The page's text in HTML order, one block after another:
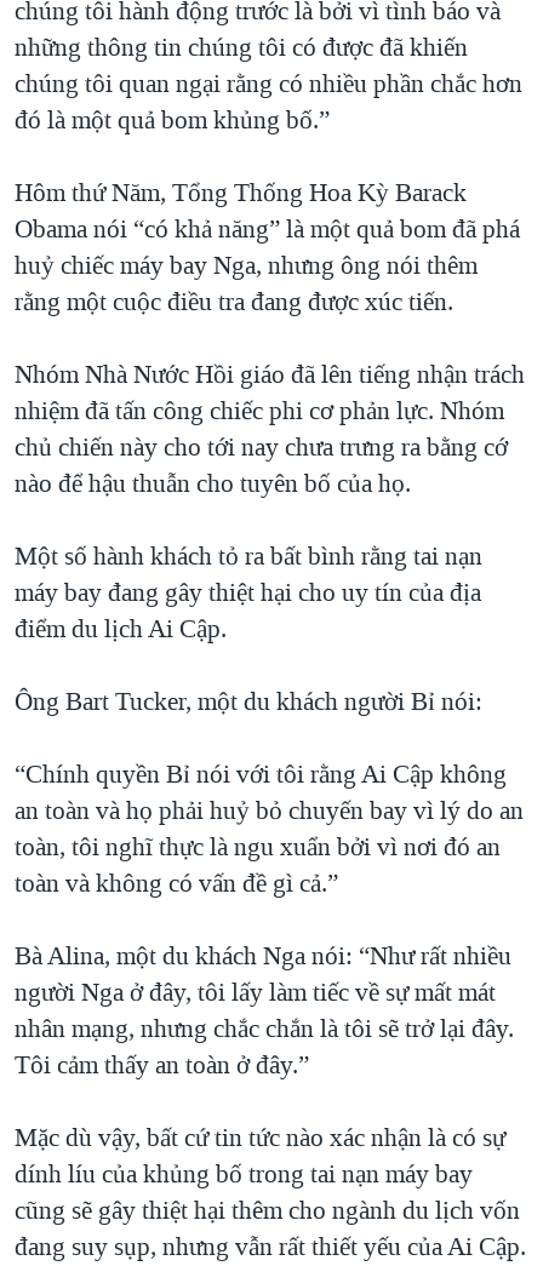
chúng tôi hành động trước là bởi vì tình báo và
những thông tin chúng tôi có được đã khiến
chúng tôi quan ngại rằng có nhiều phần chắc hơn
đó là một quả bom khủng bố.”
Hôm thứ Năm, Tổng Thống Hoa Kỳ Barack
Obama nói “có khả năng” là một quả bom đã phá
huỷ chiếc máy bay Nga, nhưng ông nói thêm
rằng một cuộc điều tra đang được xúc tiến.
Nhóm Nhà Nước Hồi giáo đã lên tiếng nhận trách
nhiệm đã tấn công chiếc phi cơ phản lực. Nhóm
chủ chiến này cho tới nay chưa trưng ra bằng cớ
nào để hậu thuẫn cho tuyên bố của họ.
Một số hành khách tỏ ra bất bình rằng tai nạn
máy bay đang gây thiệt hại cho uy tín của địa
điểm du lịch Ai Cập.
Ông Bart Tucker, một du khách người Bỉ nói:
“Chính quyền Bỉ nói với tôi rằng Ai Cập không
an toàn và họ phải huỷ bỏ chuyến bay vì lý do an
toàn, tôi nghĩ thực là ngu xuẩn bởi vì nơi đó an
toàn và không có vấn đề gì cả.”
Bà Alina, một du khách Nga nói: “Như rất nhiều
người Nga ở đây, tôi lấy làm tiếc về sự mất mát
nhân mạng, nhưng chắc chắn là tôi sẽ trở lại đây.
Tôi cảm thấy an toàn ở đây.”
Mặc dù vậy, bất cứ tin tức nào xác nhận là có sự
dính líu của khủng bố trong tai nạn máy bay
cũng sẽ gây thiệt hại thêm cho ngành du lịch vốn
đang suy sụp, nhưng vẫn rất thiết yếu của Ai Cập.